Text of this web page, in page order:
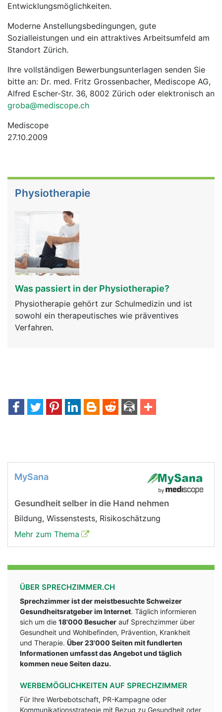
Entwicklungsmöglichkeiten.
Moderne Anstellungsbedingungen, gute
Sozialleistungen und ein attraktives Arbeitsumfeld am
Standort Zürich.
Ihre vollständigen Bewerbungsunterlagen senden Sie
bitte an: Dr. med. Fritz Grossenbacher, Mediscope AG,
Alfred Escher-Str. 36, 8002 Zürich oder elektronisch an
groba@mediscope.ch
Mediscope
27.10.2009
Physiotherapie
Was passiert in der Physiotherapie?
Physiotherapie gehört zur Schulmedizin und ist
sowohl ein therapeutisches wie präventives
Verfahren.
MySana
Gesundheit selber in die Hand nehmen
Bildung, Wissenstests, Risikoschätzung
Mehr zum Thema
ÜBER SPRECHZIMMER.CH
Sprechzimmer ist der meistbesuchte Schweizer
Gesundheitsratgeber im Internet. Täglich informieren
sich um die 18'000 Besucher auf Sprechzimmer über
Gesundheit und Wohlbefinden, Prävention, Krankheit
und Therapie. Über 23'000 Seiten mit fundlerten
Informationen umfasst das Angebot und täglich
kommen neue Seiten dazu.
WERBEMÖGLICHKEITEN AUF SPRECHZIMMER
Für Ihre Werbebotschaft, PR-Kampagne oder
Kommunikationsstrategie mit Bezug zu Gesundheit oder